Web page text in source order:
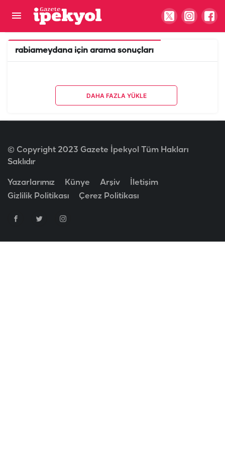
rabiameydana için arama sonuçları
DAHA FAZLA YÜKLE
© Copyright 2023 Gazete İpekyol Tüm Hakları
Saklıdır
Yazarlarımız Künye Arşiv
İletişim
Gizlilik Politikası
Çerez Politikası